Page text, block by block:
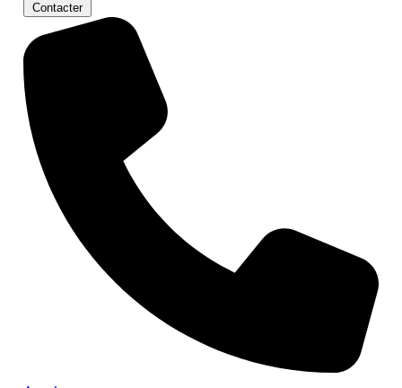
Contacter